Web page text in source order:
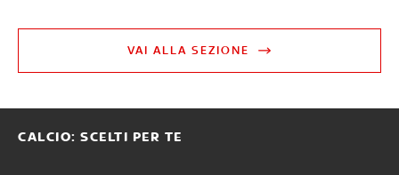
VAI ALLA SEZIONE
CALCIO: SCELTI PER TE